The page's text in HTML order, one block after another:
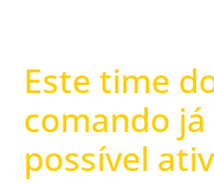
Este time
comando
possível